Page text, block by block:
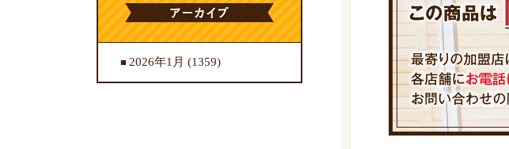
2026年1月 (1359)